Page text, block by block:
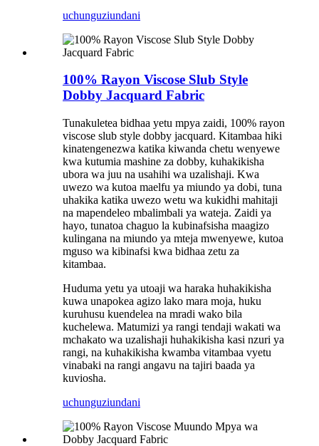
uchunguziundani
100% Rayon Viscose Slub Style
Dobby Jacquard Fabric
Tunakuletea bidhaa yetu mpya zaidi, 100% rayon
viscose slub style dobby jacquard. Kitambaa hiki
kinatengenezwa katika kiwanda chetu wenyewe
kwa kutumia mashine za dobby, kuhakikisha
ubora wa juu na usahihi wa uzalishaji. Kwa
uwezo wa kutoa maelfu ya miundo ya dobi, tuna
uhakika katika uwezo wetu wa kukidhi mahitaji
na mapendeleo mbalimbali ya wateja. Zaidi ya
hayo, tunatoa chaguo la kubinafsisha maagizo
kulingana na miundo ya mteja mwenyewe, kutoa
mguso wa kibinafsi kwa bidhaa zetu za
kitambaa.
Huduma yetu ya utoaji wa haraka huhakikisha
kuwa unapokea agizo lako mara moja, huku
kuruhusu kuendelea na mradi wako bila
kuchelewa. Matumizi ya rangi tendaji wakati wa
mchakato wa uzalishaji huhakikisha kasi nzuri ya
rangi, na kuhakikisha kwamba vitambaa vyetu
vinabaki na rangi angavu na tajiri baada ya
kuviosha.
uchunguziundani